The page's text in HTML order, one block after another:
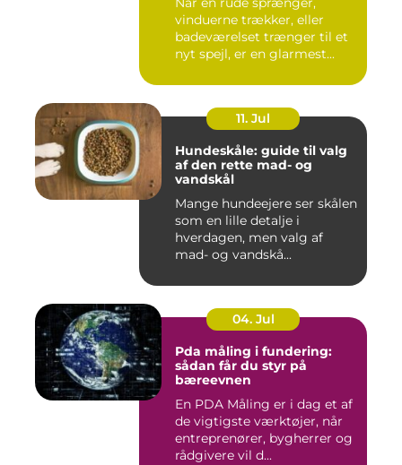
vinduerne trækker, eller
badeværelset trænger til et
nyt spejl, er en glarmest...
11. Jul
Hundeskåle: guide til valg
af den rette mad- og
vandskål
Mange hundeejere ser skålen
som en lille detalje i
hverdagen, men valg af
mad- og vandskå...
04. Jul
Pda måling i fundering:
sådan får du styr på
bæreevnen
En PDA Måling er i dag et af
de vigtigste værktøjer, når
entreprenører, bygherrer og
rådgivere vil d...